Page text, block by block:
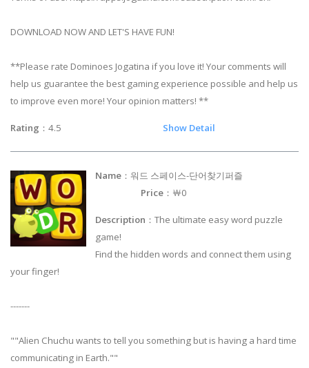
DOWNLOAD NOW AND LET'S HAVE FUN!
**Please rate Dominoes Jogatina if you love it! Your comments will
help us guarantee the best gaming experience possible and help us
to improve even more! Your opinion matters! **
Rating ：4.5 Show Detail
Name ：워드 스페이스-단어찾기퍼즐
Price ：￦0
Description ：The ultimate easy word puzzle
game!
Find the hidden words and connect them using
your finger!
-------
""Alien Chuchu wants to tell you something but is having a hard time
communicating in Earth.""